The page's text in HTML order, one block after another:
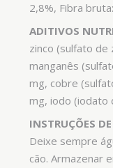
2,8%, Fibra
ADITIVOS
zinco (sulfato de
manganês
mg, cobre
mg, iodo (iodato
INSTRUÇÕES
Deixe sempre
cão. Armazenar